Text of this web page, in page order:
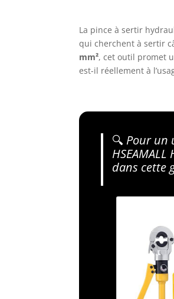
La pince à sertir
qui cherchent à sertir
mm², cet outil promet
est-il réellement à
🔍 Pour un
dans cette